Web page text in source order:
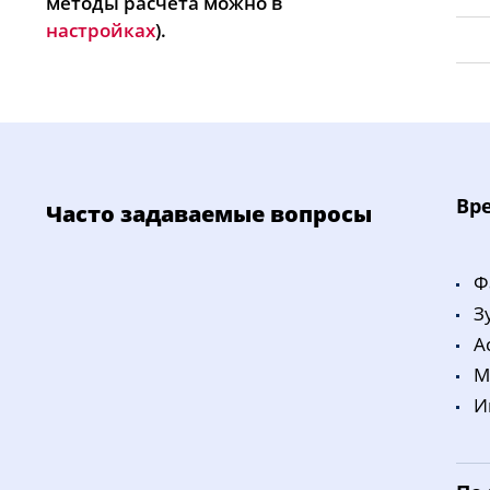
настройках).
Часто задаваемые вопросы